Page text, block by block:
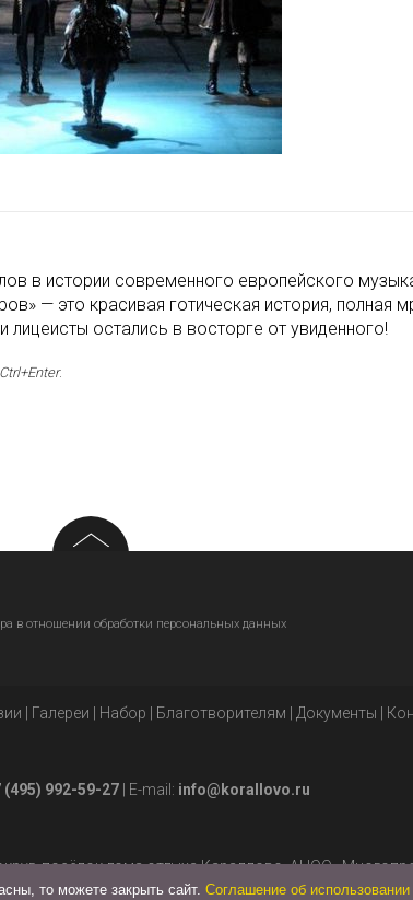
в истории современного европейского
— это красивая готическая история, полная
остались в восторге от увиденного!
Ctrl+Enter.
в отношении обработки персональных данных
| Галереи | Набор | Благотворителям | Документы |
(495) 992-59-27| E-mail: info@korallovo.ru
посёлок дома отдыха Караллово, АНОО
то можете закрыть сайт. Соглашение об